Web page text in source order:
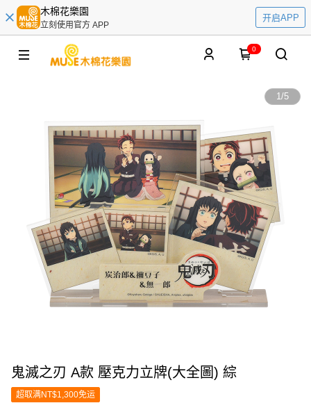
木棉花樂園
立刻使用官方 APP
开启APP
0
1/5
鬼滅之刃 A款 壓克力立牌(大全圖) 綜
超取满NT$1,300免运